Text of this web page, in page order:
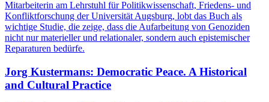
Mitarbeiterin am Lehrstuhl für Politikwissenschaft, Friedens- und
Konfliktforschung der Universität Augsburg, lobt das Buch als
wichtige Studie, die zeige, dass die Aufarbeitung von Genoziden
nicht nur materieller und relationaler, sondern auch epistemischer
Reparaturen bedürfe.
Jorg Kustermans: Democratic Peace. A Historical
and Cultural Practice